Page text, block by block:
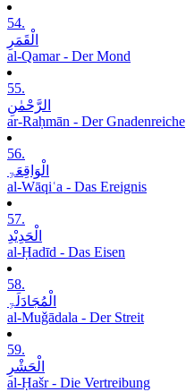
54.
الْقَمَرِ
al-Qamar - Der Mond
55.
الرَّحْمٰنِ
ar-Raḥmān - Der Gnadenreiche
56.
الْوَاقِعَۃِ
al-Wāqiʿa - Das Ereignis
57.
الْحَدِیْدِ
al-Ḥadīd - Das Eisen
58.
الْمُجَادَلَۃِ
al-Muǧādala - Der Streit
59.
الْحَشْرِ
al-Ḥašr - Die Vertreibung